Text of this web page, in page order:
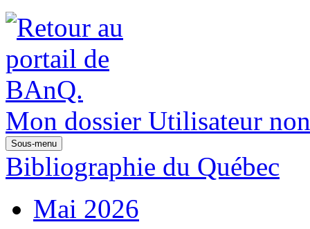
Mon dossier Utilisateur
Sous-menu
Bibliographie du Québec
Mai 2026